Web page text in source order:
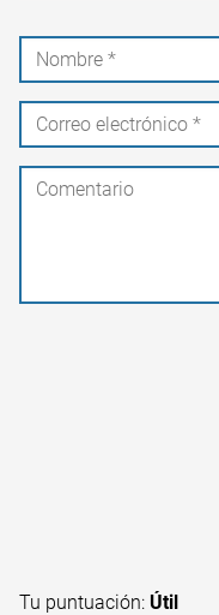
Tu puntuación: Útil